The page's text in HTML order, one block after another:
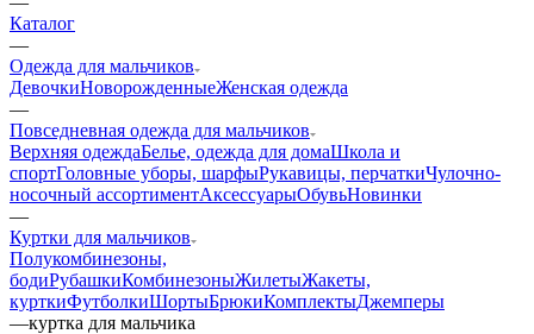
Каталог
—
Одежда для мальчиков
ДевочкиНоворожденныеЖенская одежда
—
Повседневная одежда для мальчиков
Верхняя одеждаБелье, одежда для домаШкола и
спортГоловные уборы, шарфыРукавицы, перчаткиЧулочно-
носочный ассортиментАксессуарыОбувьНовинки
—
Куртки для мальчиков
Полукомбинезоны,
бодиРубашкиКомбинезоныЖилетыЖакеты,
курткиФутболкиШортыБрюкиКомплектыДжемперы
—куртка для мальчика